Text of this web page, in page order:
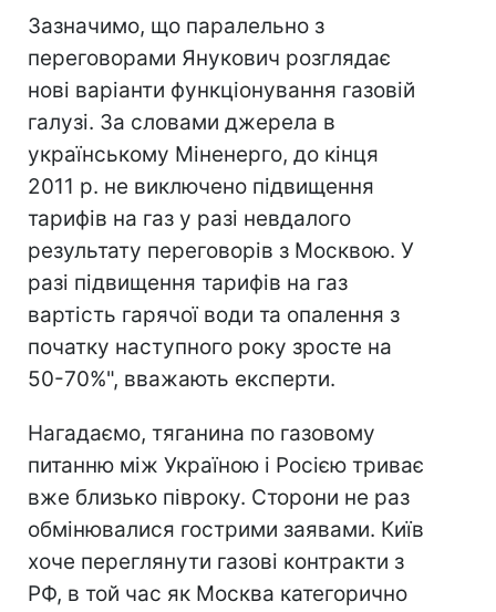
Зазначимо, що паралельно з
переговорами Янукович розглядає
нові варіанти функціонування газовій
галузі. За словами джерела в
українському Міненерго, до кінця
2011 р. не виключено підвищення
тарифів на газ у разі невдалого
результату переговорів з Москвою. У
разі підвищення тарифів на газ
вартість гарячої води та опалення з
початку наступного року зросте на
50-70%", вважають експерти.
Нагадаємо, тяганина по газовому
питанню між Україною і Росією триває
вже близько півроку. Сторони не раз
обмінювалися гострими заявами. Київ
хоче переглянути газові контракти з
РФ, в той час як Москва категорично